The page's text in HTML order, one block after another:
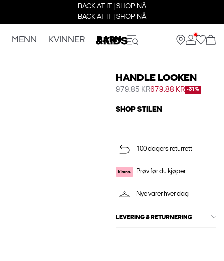
BACK AT IT | SHOP NÅ
BACK AT IT | SHOP NÅ
MENN KVINNER BARN
HANDLE LOOKEN
979.85 KR679.88 KR -31%
SHOP STILEN
100 dagers returrett
Prøv før du kjøper
Nye varer hver dag
LEVERING & RETURNERING